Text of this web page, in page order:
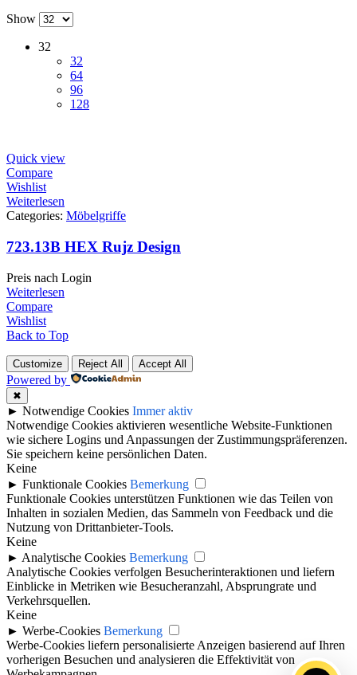
Show
32
32
64
96
128
Quick view
Compare
Wishlist
Weiterlesen
Categories: Möbelgriffe
723.13B HEX Rujz Design
Preis nach Login
Weiterlesen
Compare
Wishlist
Back to Top
Customize Reject All Accept All
Powered by
✖
► Notwendige Cookies Immer aktiv
Notwendige Cookies aktivieren wesentliche Website-Funktionen
wie sichere Logins und Anpassungen der Zustimmungspräferenzen.
Sie speichern keine persönlichen Daten.
Keine
► Funktionale Cookies Bemerkung
Funktionale Cookies unterstützen Funktionen wie das Teilen von
Inhalten in sozialen Medien, das Sammeln von Feedback und die
Nutzung von Drittanbieter-Tools.
Keine
► Analytische Cookies Bemerkung
Analytische Cookies verfolgen Besucherinteraktionen und liefern
Einblicke in Metriken wie Besucheranzahl, Absprungrate und
Verkehrsquellen.
Keine
► Werbe-Cookies Bemerkung
Werbe-Cookies liefern personalisierte Anzeigen basierend auf Ihren
vorherigen Besuchen und analysieren die Effektivität von